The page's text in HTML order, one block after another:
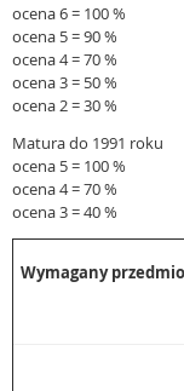
ocena 6 = 100 %
ocena 5 = 90 %
ocena 4 = 70 %
ocena 3 = 50 %
ocena 2 = 30 %
Matura do 1991 roku
ocena 5 = 100 %
ocena 4 = 70 %
ocena 3 = 40 %
Wymagany